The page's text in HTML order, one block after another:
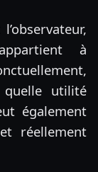
à
utilité
également
réellement